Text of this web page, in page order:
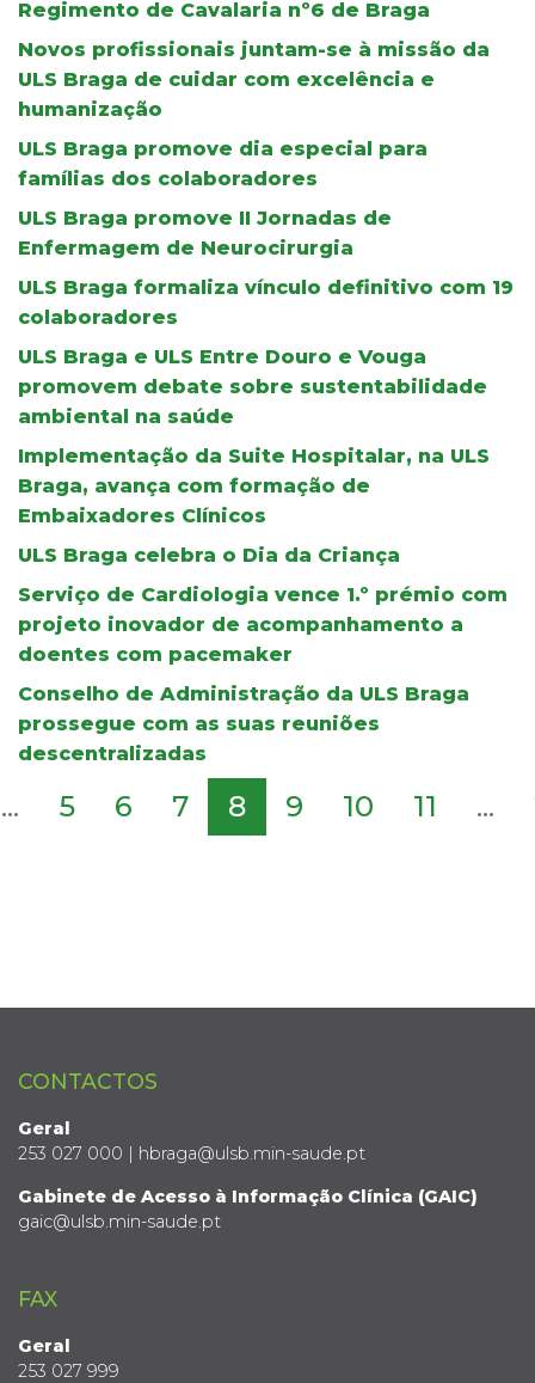
Regimento de Cavalaria nº6 de Braga
Novos profissionais juntam-se à missão da
ULS Braga de cuidar com excelência e
humanização
ULS Braga promove dia especial para
famílias dos colaboradores
ULS Braga promove II Jornadas de
Enfermagem de Neurocirurgia
ULS Braga formaliza vínculo definitivo com 19
colaboradores
ULS Braga e ULS Entre Douro e Vouga
promovem debate sobre sustentabilidade
ambiental na saúde
Implementação da Suite Hospitalar, na ULS
Braga, avança com formação de
Embaixadores Clínicos
ULS Braga celebra o Dia da Criança
Serviço de Cardiologia vence 1.º prémio com
projeto inovador de acompanhamento a
doentes com pacemaker
Conselho de Administração da ULS Braga
prossegue com as suas reuniões
descentralizadas
... 5 6 7 8 9 10 11 ...
CONTACTOS
Geral
253 027 000 | hbraga@ulsb.min-saude.pt
Gabinete de Acesso à Informação Clínica (GAIC)
gaic@ulsb.min-saude.pt
FAX
Geral
253 027 999